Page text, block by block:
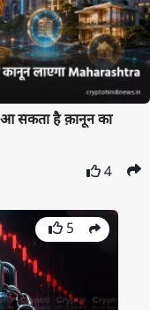
सकता है क़ानून का
4
5